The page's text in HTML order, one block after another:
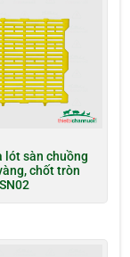
lót sàn chuồng
chốt tròn